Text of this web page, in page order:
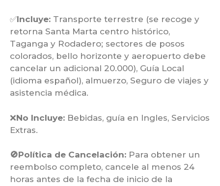
✅Incluye: Transporte terrestre (se recoge y
retorna Santa Marta centro histórico,
Taganga y Rodadero; sectores de posos
colorados, bello horizonte y aeropuerto debe
cancelar un adicional 20.000), Guía Local
(idioma español), almuerzo, Seguro de viajes y
asistencia médica.
❌No Incluye: Bebidas, guía en Ingles, Servicios
Extras.
🚫Política de Cancelación: Para obtener un
reembolso completo, cancele al menos 24
horas antes de la fecha de inicio de la